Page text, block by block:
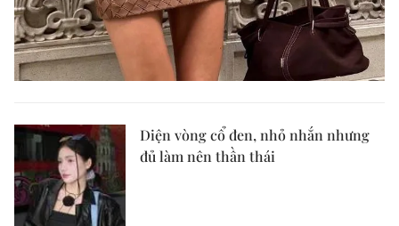
Diện vòng cổ đen, nhỏ nhắn nhưng
đủ làm nên thần thái